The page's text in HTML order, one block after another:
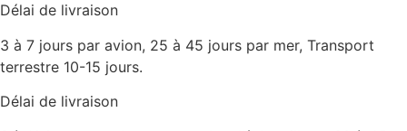
Délai de livraison
3 à 7 jours par avion, 25 à 45 jours par mer, Transport
terrestre 10-15 jours.
Délai de livraison